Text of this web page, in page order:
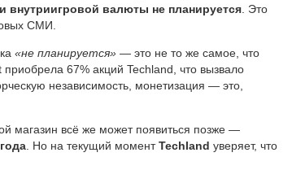
внутриигровой валюты не планируется . Это
СМИ.
«не планируется» — это не то же самое, что
67% акций Techland, что вызвало
независимость, монетизация — это,
магазин всё же может появиться позже —
. Но на текущий моментTechland уверяет, что